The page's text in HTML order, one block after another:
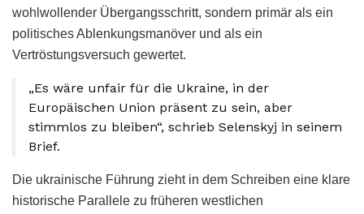
wohlwollender Übergangsschritt, sondern primär als ein
politisches Ablenkungsmanöver und als ein
Vertröstungsversuch gewertet.
„Es wäre unfair für die Ukraine, in der
Europäischen Union präsent zu sein, aber
stimmlos zu bleiben“, schrieb Selenskyj in seinem
Brief.
Die ukrainische Führung zieht in dem Schreiben eine klare
historische Parallele zu früheren westlichen